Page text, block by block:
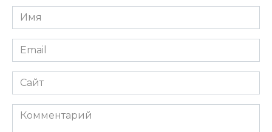
Имя
*
Email
*
Сайт
Комментарий